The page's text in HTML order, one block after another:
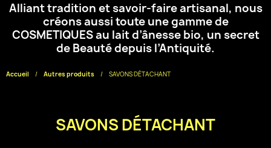
Alliant tradition et savoir-faire artisanal, nous
créons aussi toute une gamme de
COSMETIQUES au lait d’ânesse bio, un secret
de Beauté depuis l’Antiquité.
Accueil Autres produits SAVONS DÉTACHANT
SAVONS DÉTACHANT